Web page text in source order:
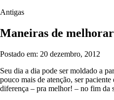
Antigas
Maneiras de
Postado em: 20 dezembro, 2012
Seu dia a dia pode ser moldado a
pouco mais de atenção, ser
diferença – pra melhor! – no fim da